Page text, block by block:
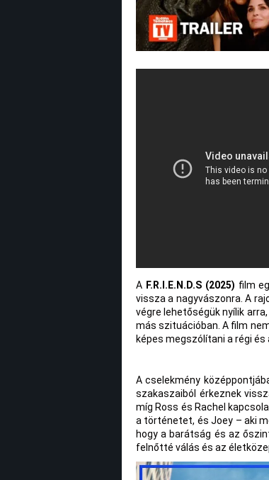
A F.R.I.E.N.D.S (2025) film
vissza a nagyvászonra. A
végre lehetőségük nyílik
más szituációban. A film
képes megszólítani a régi
A cselekmény
szakaszaiból érkeznek
míg Ross és Rachel
a történetet, és Joey – aki
hogy a barátság és az
felnőtté válás és az